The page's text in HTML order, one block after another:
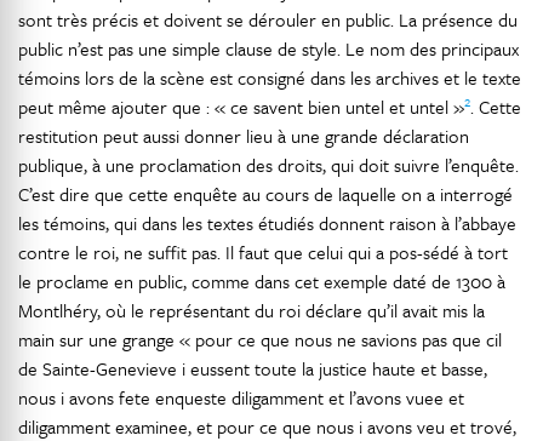
sont très précis et doivent se dérouler en public. La présence du
public n’est pas une simple clause de style. Le nom des principaux
témoins lors de la scène est consigné dans les archives et le texte
peut même ajouter que : « ce savent bien untel et untel »2. Cette
restitution peut aussi donner lieu à une grande déclaration
publique, à une proclamation des droits, qui doit suivre l’enquête.
C’est dire que cette enquête au cours de laquelle on a interrogé
les témoins, qui dans les textes étudiés donnent raison à l’abbaye
contre le roi, ne suffit pas. Il faut que celui qui a pos-sédé à tort
le proclame en public, comme dans cet exemple daté de 1300 à
Montlhéry, où le représentant du roi déclare qu’il avait mis la
main sur une grange « pour ce que nous ne savions pas que cil
de Sainte-Genevieve i eussent toute la justice haute et basse,
nous i avons fete enqueste diligamment et l’avons vuee et
diligamment examinee, et pour ce que nous i avons veu et trové,